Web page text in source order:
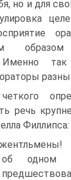
но и для
образом
Именно
речь
Филлипса:
об одном